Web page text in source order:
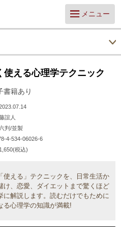
メニュー
使える心理学テクニック
書籍あり
誼人
判/並製
4-534-06026-6
税込)
使える」テクニックを、日常生活か
け、恋愛、ダイエットまで驚くほど
解説します。読むだけでもために
る心理学の知識が満載!